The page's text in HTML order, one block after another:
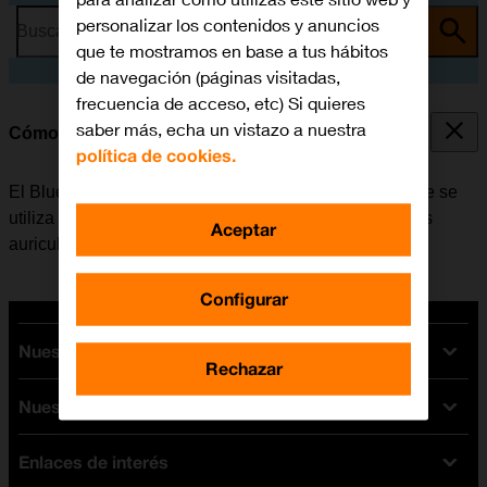
Busca por problema o tema
Cómo vincular un dispositivo Bluetooth al móvil
El Bluetooth es una forma de conexión inalámbrica que se
utiliza para establecer conexión con, por ejemplo, unos
auriculares inalámbricos o un teclado.
Nuestras tarifas
Tarifas Orange
Tarifas fibra y móvil
Tarifas móviles
Nuestros dispositivos
Ofertas en móviles
Enlaces de interés
personalizar los contenidos y anuncios
que te mostramos en base a tus hábitos
de navegación (páginas visitadas,
frecuencia de acceso, etc) Si quieres
saber más, echa un vistazo a nuestra
política de cookies.
Configurar
Rechazar
Aceptar